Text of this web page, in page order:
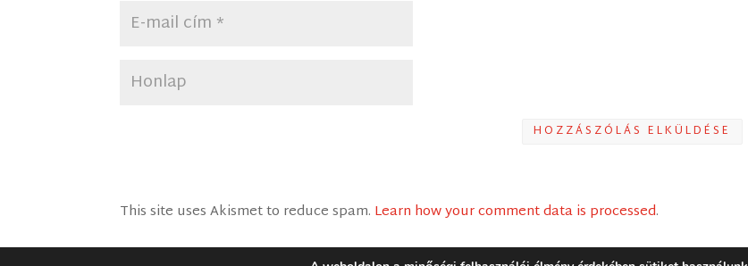
HOZZÁSZÓLÁS ELKÜLDÉSE
This site uses Akismet to reduce spam. Learn how your comment data is processed.